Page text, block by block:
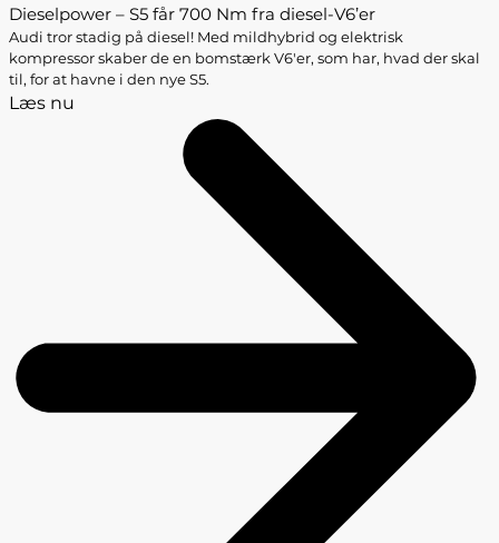
Dieselpower – S5 får 700 Nm fra diesel-V6’er
Audi tror stadig på diesel! Med mildhybrid og elektrisk
kompressor skaber de en bomstærk V6'er, som har, hvad der skal
til, for at havne i den nye S5.
Læs nu